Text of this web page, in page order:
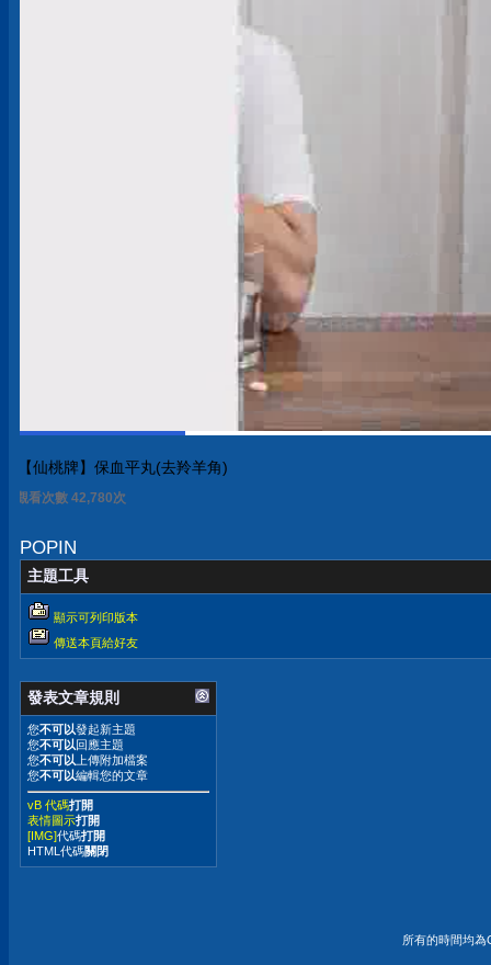
【仙桃牌】保血平丸(去羚羊角)
觀看次數 42,780次
POPIN
主題工具
顯示可列印版本
傳送本頁給好友
發表文章規則
您不可以發起新主題
您不可以 回應主題
您不可以 上傳附加檔案
您不可以編輯您的文章
vB 代碼打開
表情圖示打開
[IMG]代碼打開
HTML代碼關閉
所有的時間均為